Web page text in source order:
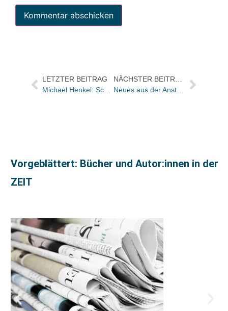
LETZTER BEITRAG
Michael Henkel: Schlamm in den Straßen und Latte Macchiato im Pustet Büchercafé – geht’s noch?
Vorgeblättert: Bücher und Autor:innen in der
ZEIT